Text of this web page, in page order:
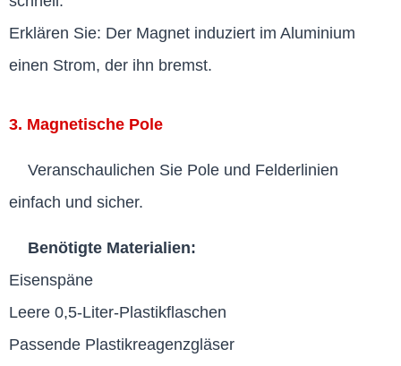
Erklären Sie: Der Magnet induziert im Aluminium
einen Strom, der ihn bremst.
3. Magnetische Pole
Veranschaulichen Sie Pole und Felderlinien
einfach und sicher.
Benötigte Materialien:
Eisenspäne
Leere 0,5-Liter-Plastikflaschen
Passende Plastikreagenzgläser